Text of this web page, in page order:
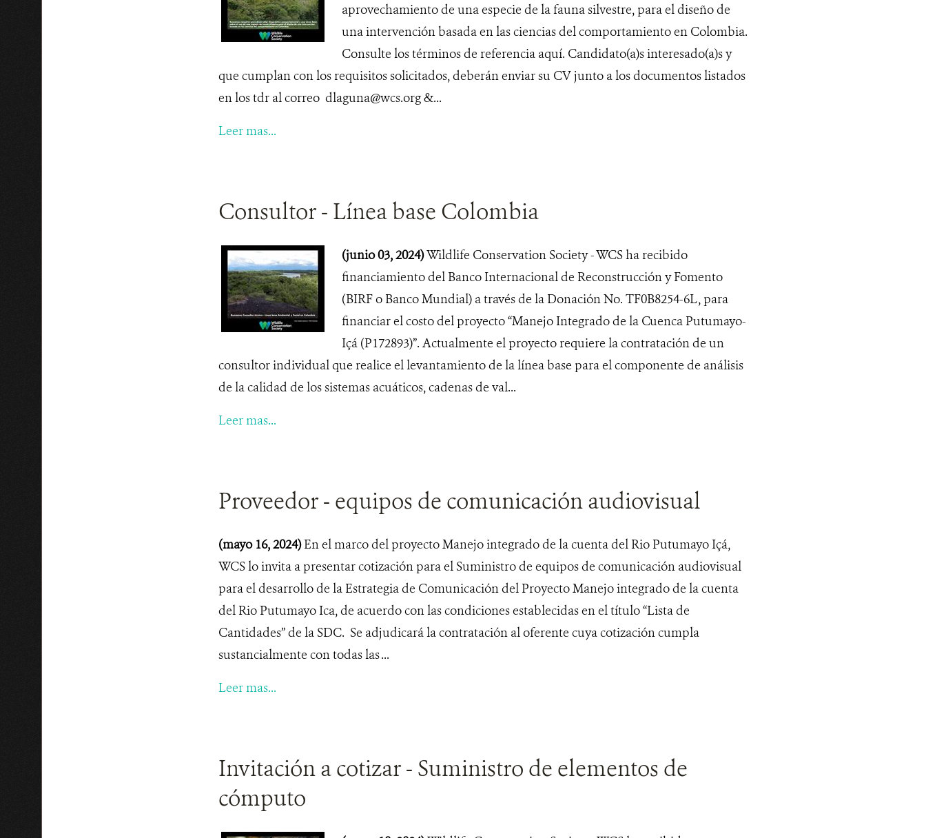
aprovechamiento de una especie de la fauna silvestre, para el diseño de
una intervención basada en las ciencias del comportamiento en Colombia.
Consulte los términos de referencia aquí. Candidato(a)s interesado(a)s y
que cumplan con los requisitos solicitados, deberán enviar su CV junto a los documentos listados
en los tdr al correo dlaguna@wcs.org &...
Leer mas...
Consultor - Línea base Colombia
(junio 03, 2024)Wildlife Conservation Society - WCS ha recibido
financiamiento del Banco Internacional de Reconstrucción y Fomento
(BIRF o Banco Mundial) a través de la Donación No. TF0B8254-6L, para
financiar el costo del proyecto “Manejo Integrado de la Cuenca Putumayo-
Içá (P172893)”. Actualmente el proyecto requiere la contratación de un
consultor individual que realice el levantamiento de la línea base para el componente de análisis
de la calidad de los sistemas acuáticos, cadenas de val...
Leer mas...
Proveedor - equipos de comunicación audiovisual
(mayo 16, 2024)En el marco del proyecto Manejo integrado de la cuenta del Rio Putumayo Içá,
WCS lo invita a presentar cotización para el Suministro de equipos de comunicación audiovisual
para el desarrollo de la Estrategia de Comunicación del Proyecto Manejo integrado de la cuenta
del Rio Putumayo Ica, de acuerdo con las condiciones establecidas en el título “Lista de
Cantidades” de la SDC. Se adjudicará la contratación al oferente cuya cotización cumpla
sustancialmente con todas las ...
Leer mas...
Invitación a cotizar - Suministro de elementos de
cómputo